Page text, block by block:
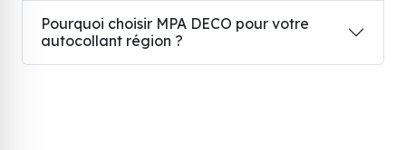
Pourquoi choisir MPA DECO pour votre
autocollant région ?